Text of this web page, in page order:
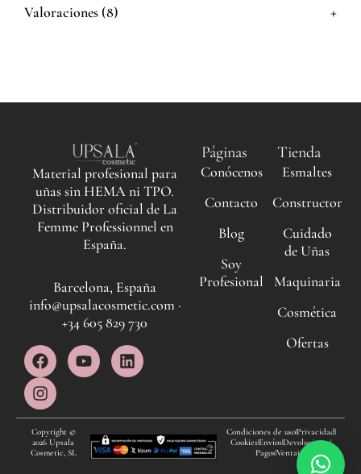
Valoraciones (8) +
Material profesional para
uñas sin HEMA ni TPO.
Distribuidor oficial de La
Femme Professionnel en
España.
Barcelona, España
info@upsalacosmetic.com ·
+34 605 829 730
F
a
c
e
b
o
o
Y
o
u
b
L
i
e
d
i
n
I
n
s
t
a
g
r
Páginas
Conócenos
Contacto
Blog
Soy
Profesional
Tienda
Esmaltes
Constructor
Cuidado
de Uñas
Maquinaria
Cosmética
Ofertas
Copyright ©
2026 Upsala
Cosmetic, SL
Condiciones de usoPrivacidad
CookiesEnvíosDevoluciones
PagosVentajas